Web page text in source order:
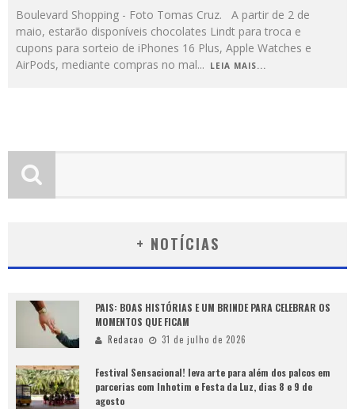
Boulevard Shopping - Foto Tomas Cruz. A partir de 2 de
maio, estarão disponíveis chocolates Lindt para troca e
cupons para sorteio de iPhones 16 Plus, Apple Watches e
AirPods, mediante compras no mal... LEIA MAIS...
+ NOTÍCIAS
PAIS: BOAS HISTÓRIAS E UM BRINDE PARA CELEBRAR OS
MOMENTOS QUE FICAM
Redacao 31 de julho de 2026
Festival Sensacional! leva arte para além dos palcos em
parcerias com Inhotim e Festa da Luz, dias 8 e 9 de
agosto